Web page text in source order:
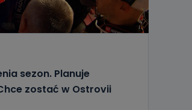
sezon. Planuje
zostać w Ostrovii